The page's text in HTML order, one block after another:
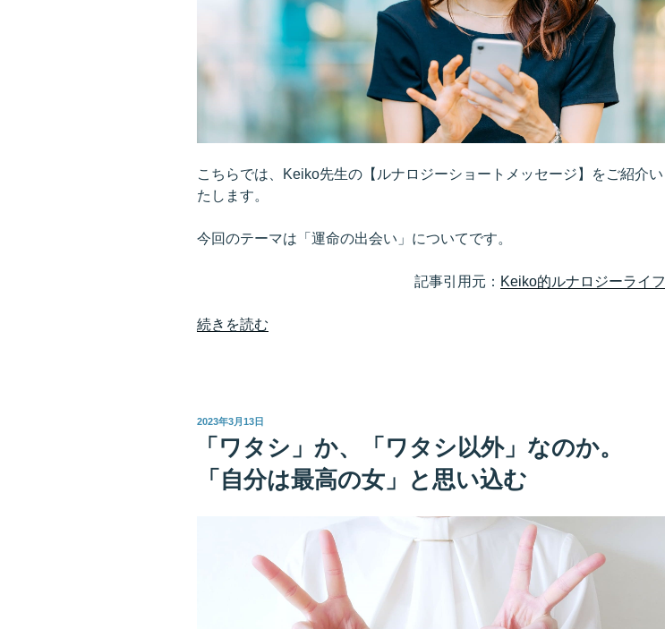
然
体
ら
る”
の
こちらでは、Keiko先生の【ルナロジーショートメッセージ】をご紹介い
たします。
今回のテーマは「運命の出会い」についてです。
記事引用元： Keiko的ルナロジーライフ
“運
は
続きを読む
投
日:
2023年3月13日
「ワタシ」か、「ワタシ以外」なのか。
「自分は最高の女」と思い込む